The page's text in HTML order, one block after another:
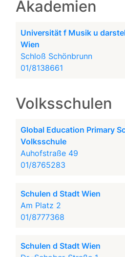
Akademien
Universität f Musik u
Wien
Schloß Schönbrunn
01/8138661
Volksschulen
Global Education Primary
Volksschule
Auhofstraße 49
01/8765283
Schulen d Stadt Wien
Am Platz 2
01/8777368
Schulen d Stadt Wien